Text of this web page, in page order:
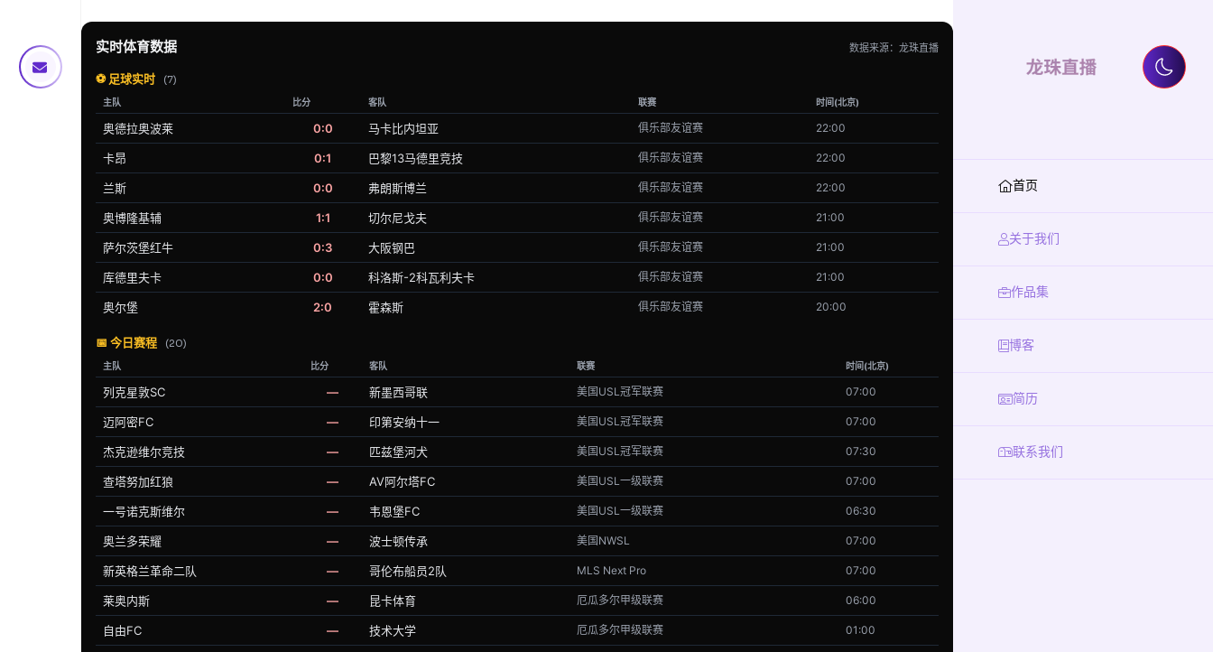
首页
关于我们
作品集
博客
简历
联系我们
实时体育数据 数据来源：龙珠直播
⚽ 足球实时 (7)
主队 比分 客队 联赛 时间(北京)
奥德拉奥波莱 0:0 马卡比内坦亚 俱乐部友谊赛 22:00
卡昂 0:1 巴黎13马德里竞技 俱乐部友谊赛 22:00
兰斯 0:0 弗朗斯博兰 俱乐部友谊赛 22:00
奥博隆基辅 1:1 切尔尼戈夫 俱乐部友谊赛 21:00
萨尔茨堡红牛 0:3 大阪钢巴 俱乐部友谊赛 21:00
库德里夫卡 0:0 科洛斯-2科瓦利夫卡 俱乐部友谊赛 21:00
奥尔堡 2:0 霍森斯 俱乐部友谊赛 20:00
📅 今日赛程 (20)
主队 比分 客队 联赛 时间(北京)
列克星敦SC — 新墨西哥联 美国USL冠军联赛 07:00
迈阿密FC — 印第安纳十一 美国USL冠军联赛 07:00
杰克逊维尔竞技 — 匹兹堡河犬 美国USL冠军联赛 07:30
查塔努加红狼 — AV阿尔塔FC 美国USL一级联赛 07:00
一号诺克斯维尔 — 韦恩堡FC 美国USL一级联赛 06:30
奥兰多荣耀 — 波士顿传承 美国NWSL 07:00
新英格兰革命二队 — 哥伦布船员2队 MLS Next Pro 07:00
莱奥内斯 — 昆卡体育 厄瓜多尔甲级联赛 06:00
自由FC — 技术大学 厄瓜多尔甲级联赛 01:00